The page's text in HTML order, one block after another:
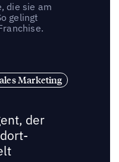
die sie am
gelingt
Marketing
der